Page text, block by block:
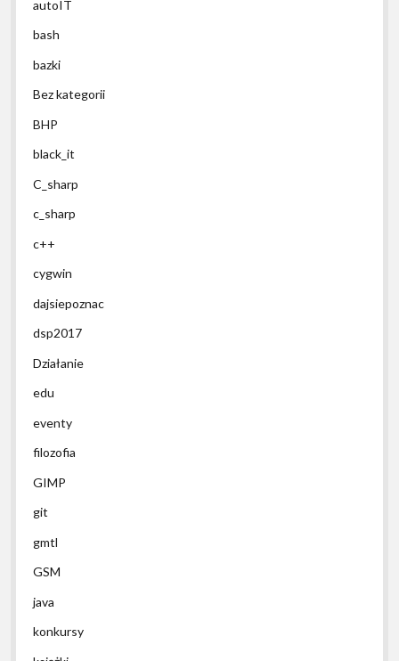
autoIT
bash
bazki
Bez kategorii
BHP
black_it
C_sharp
c_sharp
c++
cygwin
dajsiepoznac
dsp2017
Działanie
edu
eventy
filozofia
GIMP
git
gmtl
GSM
java
konkursy